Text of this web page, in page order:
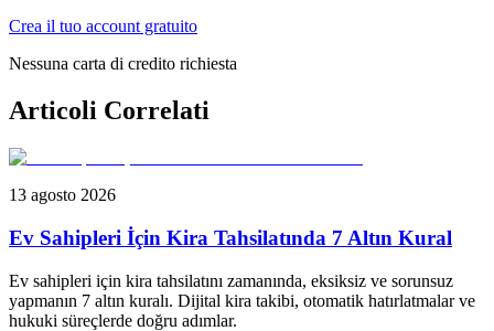
Crea il tuo account gratuito
Nessuna carta di credito richiesta
Articoli Correlati
13 agosto 2026
Ev Sahipleri İçin Kira Tahsilatında 7 Altın Kural
Ev sahipleri için kira tahsilatını zamanında, eksiksiz ve sorunsuz
yapmanın 7 altın kuralı. Dijital kira takibi, otomatik hatırlatmalar ve
hukuki süreçlerde doğru adımlar.